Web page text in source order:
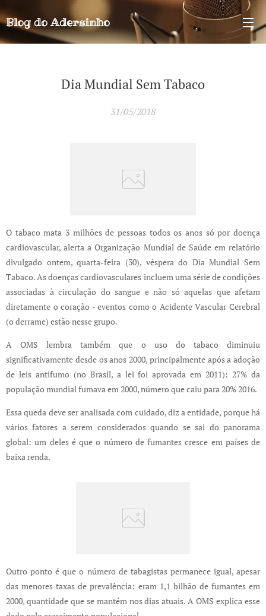
Blog doAdersinho
Dia Mundial Sem Tabaco
31/05/2018
O tabaco mata 3 milhões de pessoas todos os anos só por doença
cardiovascular, alerta a Organização Mundial de Saúde em relatório
divulgado ontem, quarta-feira (30), véspera do Dia Mundial Sem
Tabaco. As doenças cardiovasculares incluem uma série de condições
associadas à circulação do sangue e não só aquelas que afetam
diretamente o coração - eventos como o Acidente Vascular Cerebral
(o derrame) estão nesse grupo.
A OMS lembra também que o uso do tabaco diminuiu
significativamente desde os anos 2000, principalmente após a adoção
de leis antifumo (no Brasil, a lei foi aprovada em 2011): 27% da
população mundial fumava em 2000, número que caiu para 20% 2016.
Essa queda deve ser analisada com cuidado, diz a entidade, porque há
vários fatores a serem considerados quando se sai do panorama
global: um deles é que o número de fumantes cresce em países de
baixa renda.
Outro ponto é que o número de tabagistas permanece igual, apesar
das menores taxas de prevalência: eram 1,1 bilhão de fumantes em
2000, quantidade que se mantém nos dias atuais. A OMS explica esse